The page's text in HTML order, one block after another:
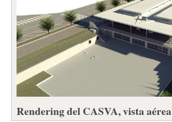
Rendering del CASVA, vista aérea